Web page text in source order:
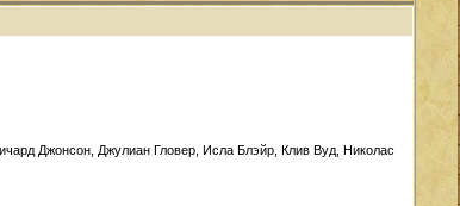
Джонсон, Джулиан Гловер, Исла Блэйр, Клив Вуд, Николас